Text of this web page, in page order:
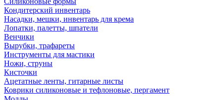
Кондитерский инвентарь
Насадки, мешки, инвентарь для крема
Лопатки, палетты, шпатели
Венчики
Вырубки, трафареты
Инструменты для мастики
Ножи, струны
Кисточки
Ацетатные ленты, гитарные листы
Коврики силиконовые и тефлоновые, пергамент